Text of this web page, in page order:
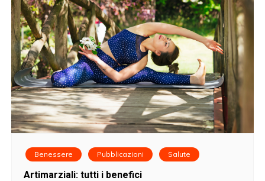
Benessere Pubblicazioni Salute
Artimarziali: tutti i benefici